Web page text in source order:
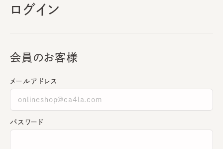
ログイン
会員のお客様
メールアドレス
パスワード